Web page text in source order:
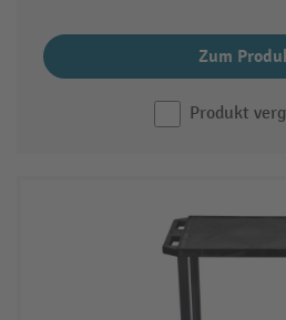
Zum
Produkt